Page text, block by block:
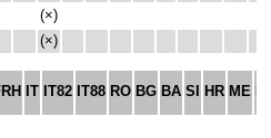
(×)
(×)
IT IT82 IT88 RO BG BA SI HR ME